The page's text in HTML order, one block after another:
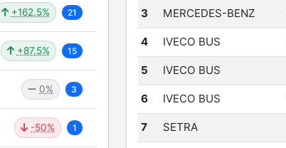
+162.5% 21
+87.5% 15
0% 3
-50% 1
3 MERCEDES-BENZ
4 IVECO BUS
5 IVECO BUS
6 IVECO BUS
7 SETRA